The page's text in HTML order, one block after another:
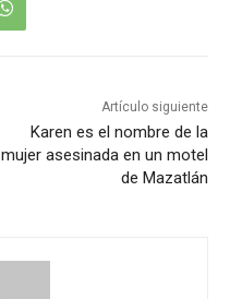
Artículo siguiente
Karen es el nombre de la
mujer asesinada en un motel
de Mazatlán